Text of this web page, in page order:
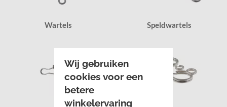
Wartels Speldwartels
Wij gebruiken
cookies voor een
betere
winkelervaring